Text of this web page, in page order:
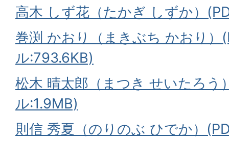
高木 しず花（たかぎ しずか）
巻渕 かおり（まきぶち かおり）
ル:793.6KB)
松木 晴太郎（まつき せいたろう
ル:1.9MB)
則信 秀夏（のりのぶ ひでか）